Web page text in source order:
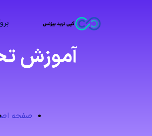
آموزش
صفحه